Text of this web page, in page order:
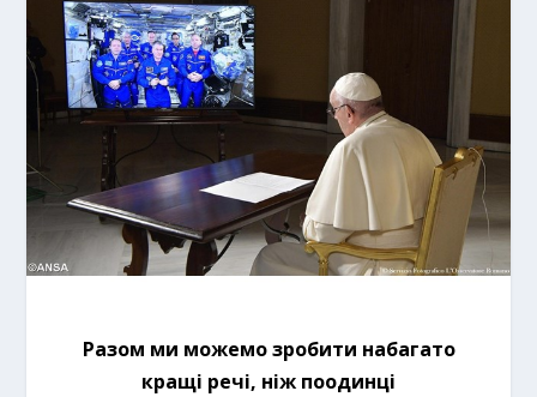
Разом ми можемо зробити набагато
кращі речі, ніж поодинці